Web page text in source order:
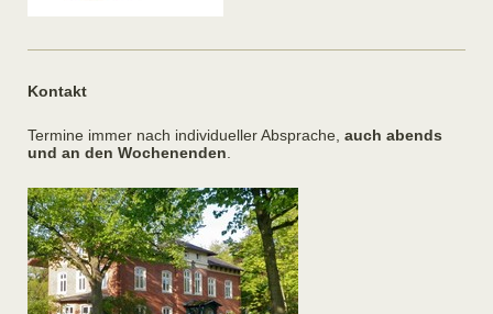
Kontakt
Termine immer nach individueller Absprache, auch abends
und an den Wochenenden